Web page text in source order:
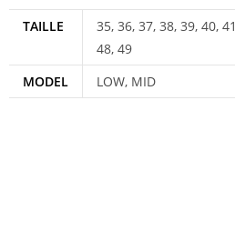
TAILLE
35, 36, 37, 38, 39, 40,
48, 49
MODEL
LOW, MID